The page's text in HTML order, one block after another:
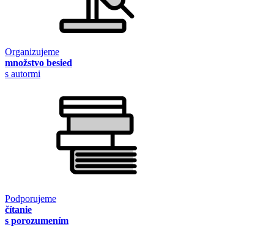
Organizujeme
množstvo besied
s autormi
Podporujeme
čítanie
s porozumením